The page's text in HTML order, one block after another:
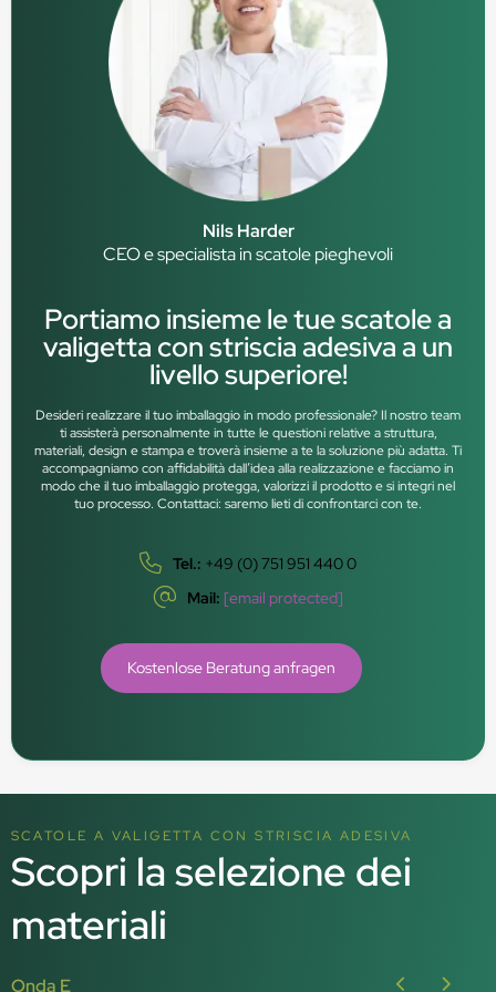
Nils Harder
CEO e specialista in scatole pieghevoli
Portiamo insieme le tue scatole a
valigetta con striscia adesiva a un
livello superiore!
Desideri realizzare il tuo imballaggio in modo professionale? Il nostro team
ti assisterà personalmente in tutte le questioni relative a struttura,
materiali, design e stampa e troverà insieme a te la soluzione più adatta. Ti
accompagniamo con affidabilità dall’idea alla realizzazione e facciamo in
modo che il tuo imballaggio protegga, valorizzi il prodotto e si integri nel
tuo processo. Contattaci: saremo lieti di confrontarci con te.
Tel.: +49 (0) 751 951 440 0
Mail: [email protected]
Kostenlose Beratung anfragen
SCATOLE A VALIGETTA CON STRISCIA ADESIVA
Scopri la selezione dei
materiali
Onda E